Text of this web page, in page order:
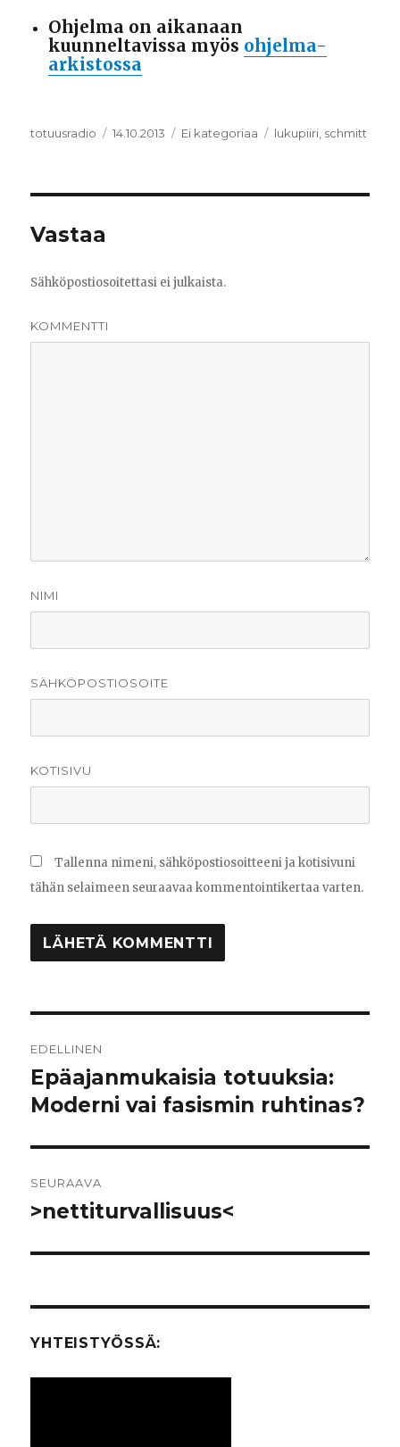
Ohjelma on aikanaan
kuunneltavissa myös ohjelma-
arkistossa
Kirjoittaja
totuusradio Julkaistu
14.10.2013 Kategoriat
Ei kategoriaa Avainsanat
lukupiiri, schmitt
Vastaa
Sähköpostiosoitettasi ei julkaista.
KOMMENTTI
NIMI
SÄHKÖPOSTIOSOITE
KOTISIVU
Tallenna nimeni, sähköpostiosoitteeni ja kotisivuni
tähän selaimeen seuraavaa kommentointikertaa varten.
selaus
EDELLINEN
Edellinen
artikkeli:
Epäajanmukaisia totuuksia:
Moderni vai fasismin ruhtinas?
SEURAAVA
Seuraava
>nettiturvallisuus<
YHTEISTYÖSSÄ: